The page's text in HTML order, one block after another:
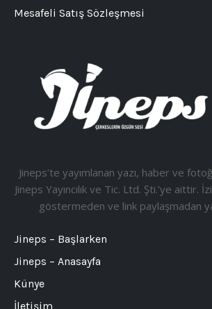
Jineps’te yayımlanan yazı, haber ve
Jineps Yayıncılık ve Tic. Ltd. Şti.’ye aittir.
göstermeden ve link paylaşmadan
Jineps – Başlarken
Jineps – Anasayfa
Künye
İletişim
Mesafeli Satış Sözleşmesi